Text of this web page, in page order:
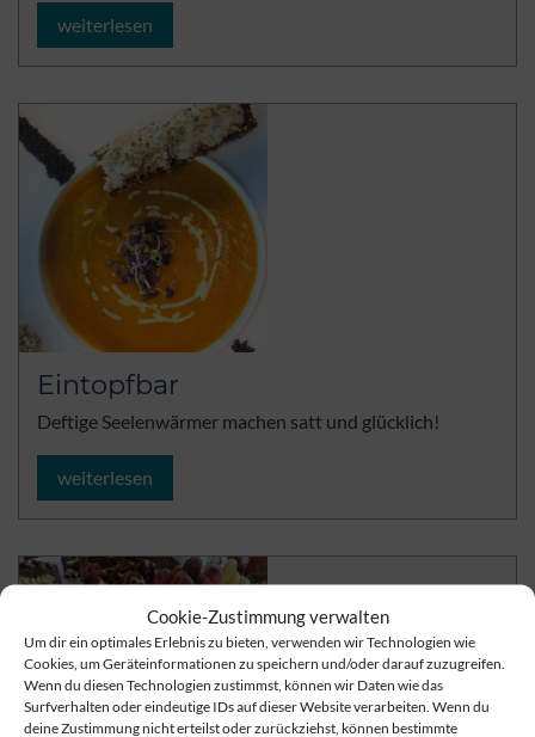
Cookie-Zustimmung verwalten
Um dir ein optimales Erlebnis zu bieten, verwenden wir Technologien wie
Cookies, um Geräteinformationen zu speichern und/oder darauf zuzugreifen.
Wenn du diesen Technologien zustimmst, können wir Daten wie das
Surfverhalten oder eindeutige IDs auf dieser Website verarbeiten. Wenn du
deine Zustimmung nicht erteilst oder zurückziehst, können bestimmte
weiterlesen
Eintopfbar
Deftige Seelenwärmer machen satt und glücklich!
weiterlesen